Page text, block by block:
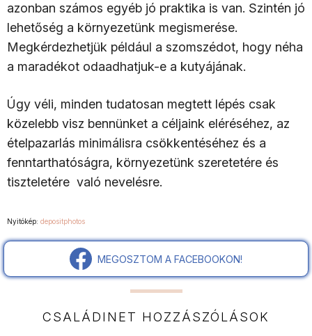
azonban számos egyéb jó praktika is van. Szintén jó
lehetőség a környezetünk megismerése.
Megkérdezhetjük például a szomszédot, hogy néha
a maradékot odaadhatjuk-e a kutyájának.
Úgy véli, minden tudatosan megtett lépés csak
közelebb visz bennünket a céljaink eléréséhez, az
ételpazarlás minimálisra csökkentéséhez és a
fenntarthatóságra, környezetünk szeretetére és
tiszteletére való nevelésre.
Nyitókép: depositphotos
MEGOSZTOM A FACEBOOKON!
CSALÁDINET HOZZÁSZÓLÁSOK